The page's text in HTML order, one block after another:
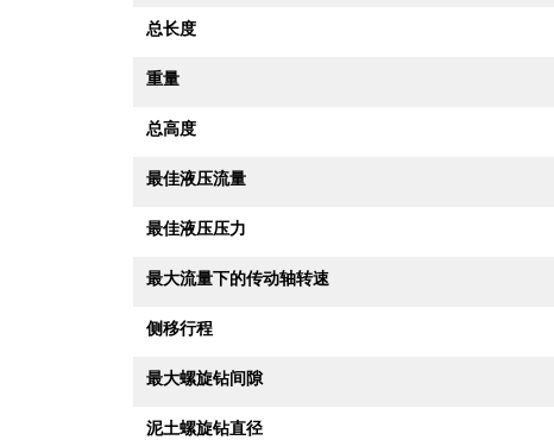
总长度
重量
总高度
最佳液压流量
最佳液压压力
最大流量下的传动轴转速
侧移行程
最大螺旋钻间隙
泥土螺旋钻直径